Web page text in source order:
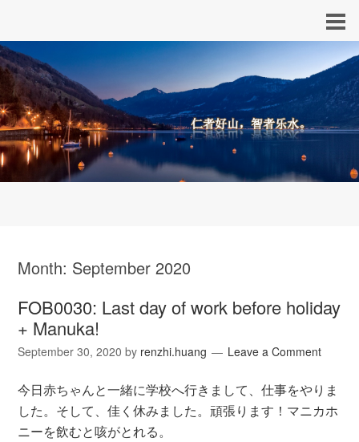
Month: September 2020
FOB0030: Last day of work before holiday
+ Manuka!
September 30, 2020 by renzhi.huang Leave a Comment
今日赤ちゃんと一緒に学校へ行きまして、仕事をやりま
した。そして、佳く休みました。頑張ります！マニカホ
ニーを飲むと咳がとれる。